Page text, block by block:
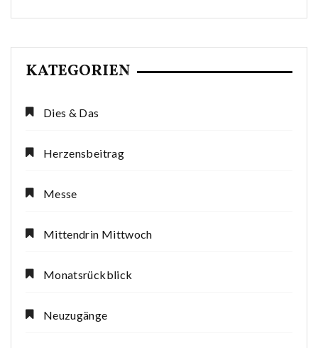
KATEGORIEN
Dies & Das
Herzensbeitrag
Messe
Mittendrin Mittwoch
Monatsrückblick
Neuzugänge